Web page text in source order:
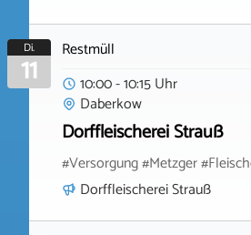
Di.
11
Restmüll
10:00 - 10:15 Uhr
Daberkow
Dorffleischerei Strauß
#Versorgung #Metzger
Dorffleischerei Strauß